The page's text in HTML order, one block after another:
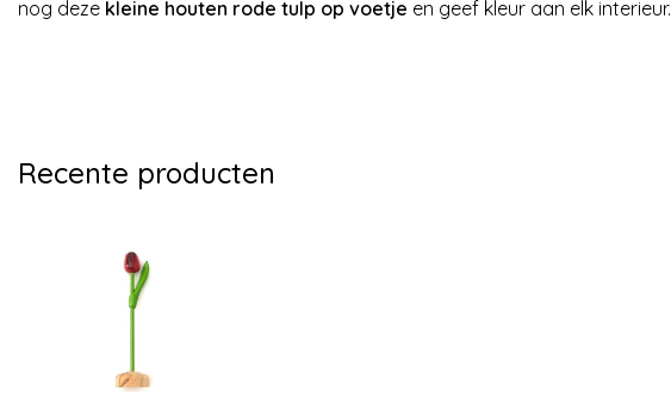
nog deze kleine houten rode tulp op voetje en geef kleur aan elk interieur.
Recente producten